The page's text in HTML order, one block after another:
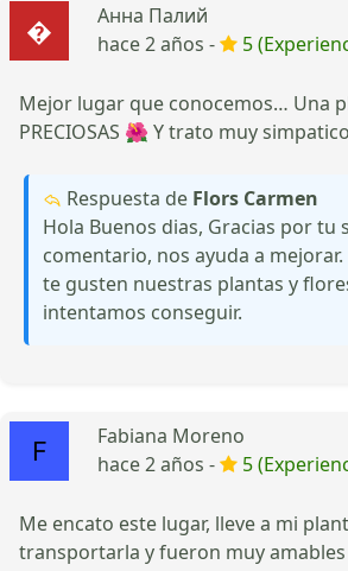
Анна Палий
hace 2 años -
5
Mejor lugar que conocemos… Una
PRECIOSAS 🌺 Y trato muy
Respuesta de Flors Carmen
Hola Buenos dias, Gracias por tu
comentario, nos ayuda a
te gusten nuestras plantas y
intentamos conseguir.
Fabiana Moreno
hace 2 años -
5
Me encato este lugar, lleve a mi
transportarla y fueron muy